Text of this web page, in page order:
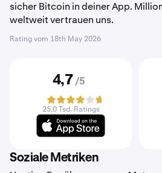
sicher Bitcoin in deiner App.
weltweit vertrauen uns.
Rating vom 18th May 2026
4,7 /5
25,0 Tsd. Ratings
Soziale Metriken